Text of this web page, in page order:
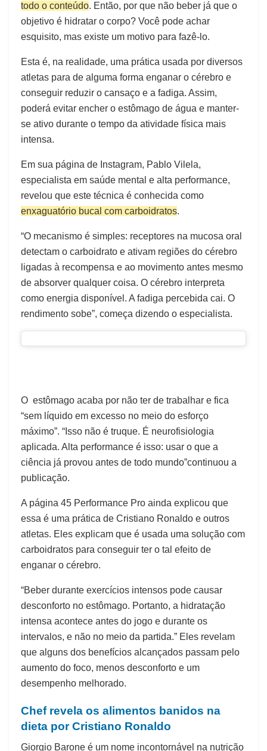
todo o conteúdo. Então, por que não beber já que o
objetivo é hidratar o corpo? Você pode achar
esquisito, mas existe um motivo para fazê-lo.
Esta é, na realidade, uma prática usada por diversos
atletas para de alguma forma enganar o cérebro e
conseguir reduzir o cansaço e a fadiga. Assim,
poderá evitar encher o estômago de água e manter-
se ativo durante o tempo da atividade física mais
intensa.
Em sua página de Instagram, Pablo Vilela,
especialista em saúde mental e alta performance,
revelou que este técnica é conhecida como
enxaguatório bucal com carboidratos.
“O mecanismo é simples: receptores na mucosa oral
detectam o carboidrato e ativam regiões do cérebro
ligadas à recompensa e ao movimento antes mesmo
de absorver qualquer coisa. O cérebro interpreta
como energia disponível. A fadiga percebida cai. O
rendimento sobe”, começa dizendo o especialista.
O estômago acaba por não ter de trabalhar e fica
“sem líquido em excesso no meio do esforço
máximo”. “ Isso não é truque. É neurofisiologia
aplicada. Alta performance é isso: usar o que a
ciência já provou antes de todo mundo”continuou a
publicação.
A página 45 Performance Pro ainda explicou que
essa é uma prática de Cristiano Ronaldo e outros
atletas. Eles explicam que é usada uma solução com
carboidratos para conseguir ter o tal efeito de
enganar o cérebro.
“Beber durante exercícios intensos pode causar
desconforto no estômago. Portanto, a hidratação
intensa acontece antes do jogo e durante os
intervalos, e não no meio da partida.” Eles revelam
que alguns dos benefícios alcançados passam pelo
aumento do foco, menos desconforto e um
desempenho melhorado.
Chef revela os alimentos banidos na
dieta por Cristiano Ronaldo
Giorgio Barone é um nome incontornável na nutrição